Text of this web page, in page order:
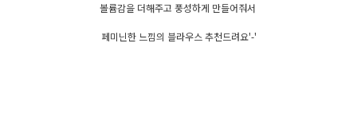
볼륨감을 더해주고 풍성하게 만들어줘서
페미닌한 느낌의 블라우스 추천드려요'-'